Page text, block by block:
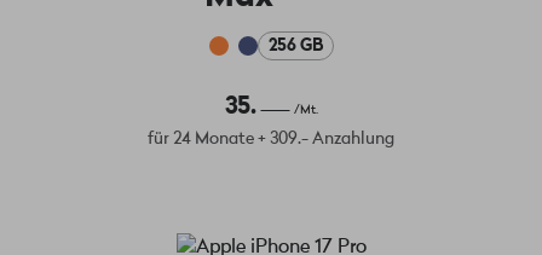
256 GB
35. /Mt.
für 24 Monate + 309.- Anzahlung